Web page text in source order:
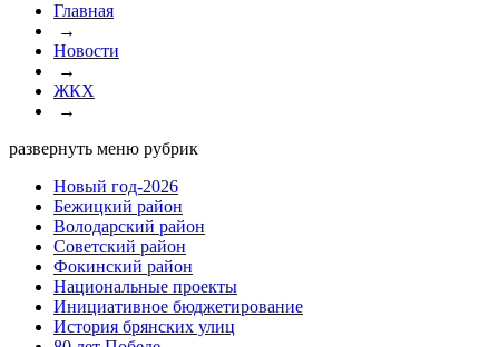
Главная
→
Новости
→
ЖКХ
→
развернуть меню рубрик
Новый год-2026
Бежицкий район
Володарский район
Советский район
Фокинский район
Национальные проекты
Инициативное бюджетирование
История брянских улиц